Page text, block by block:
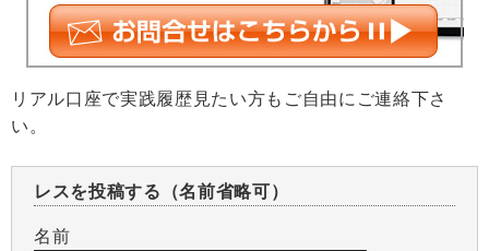
リアル口座で実践履歴見たい方もご自由にご連絡下さ
い。
レスを投稿する（名前省略可）
名前